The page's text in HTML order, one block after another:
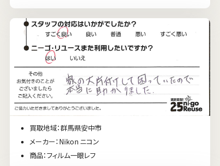
買取地域：群馬県安中市
メーカー：Nikon ニコン
商品：フィルム一眼レフ